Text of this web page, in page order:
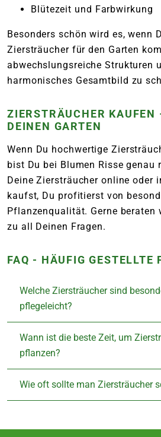
Blütezeit und Farbwirkung
Besonders schön wird es, wenn
Ziersträucher für den Garten
abwechslungsreiche Strukturen
harmonisches Gesamtbild zu
ZIERSTRÄUCHER KAUFEN
DEINEN GARTEN
Wenn Du hochwertige
bist Du bei Blumen Risse genau
Deine Ziersträucher online oder
kaufst, Du profitierst von
Pflanzenqualität. Gerne beraten
zu all Deinen Fragen.
FAQ - HÄUFIG GESTELLTE
Welche Ziersträucher sind
pflegeleicht?
Wann ist die beste Zeit, um
pflanzen?
Wie oft sollte man Ziersträucher